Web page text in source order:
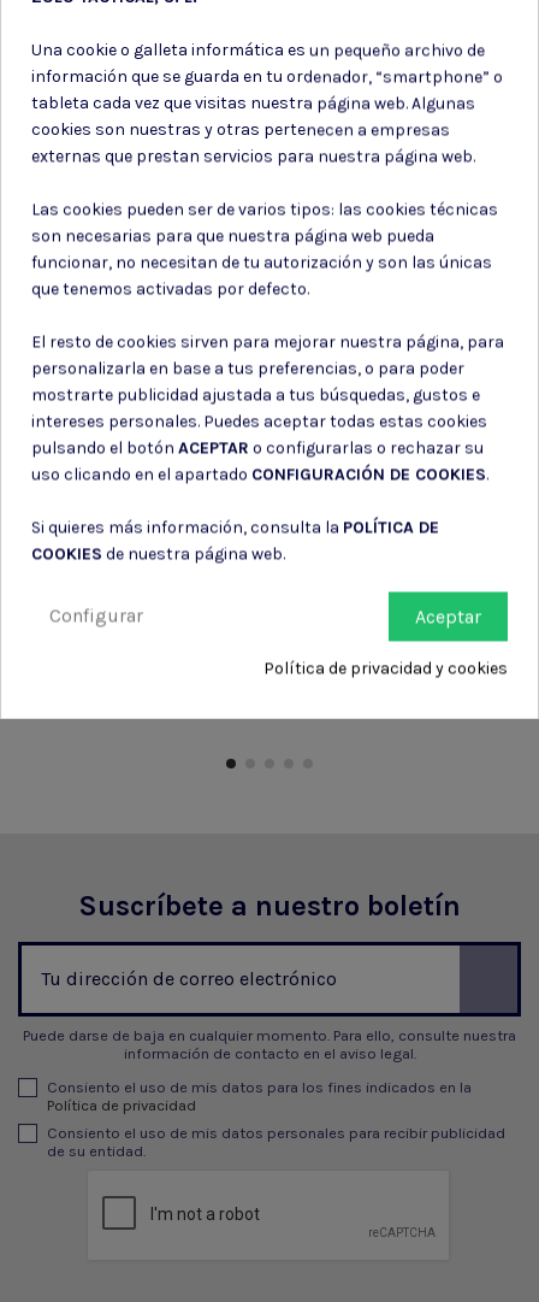
Los clientes que adquirieron este
producto también compraron:
Chalecos
antipinchazos
CHALECO BARBARIC
ANCLAJE VEGA HOLSTER
Suscríbete a nuestro boletín
Puede darse de baja en cualquier momento. Para ello, consulte nuestra
información de contacto en el aviso legal.
Consiento el uso de mis datos para los fines indicados en la
Política de privacidad
Consiento el uso de mis datos personales para recibir publicidad
de su entidad.
Una cookie o galleta informática es un pequeño archivo de
información que se guarda en tu ordenador, “smartphone” o
tableta cada vez que visitas nuestra página web. Algunas
cookies son nuestras y otras pertenecen a empresas
externas que prestan servicios para nuestra página web.
Las cookies pueden ser de varios tipos: las cookies técnicas
son necesarias para que nuestra página web pueda
funcionar, no necesitan de tu autorización y son las únicas
que tenemos activadas por defecto.
El resto de cookies sirven para mejorar nuestra página, para
personalizarla en base a tus preferencias, o para poder
mostrarte publicidad ajustada a tus búsquedas, gustos e
intereses personales. Puedes aceptar todas estas cookies
pulsando el botón ACEPTAR o configurarlas o rechazar su
uso clicando en el apartado CONFIGURACIÓN DE COOKIES.
Si quieres más información, consulta la POLÍTICA DE
COOKIES de nuestra página web.
Aceptar
Configurar
Política de privacidad y cookies